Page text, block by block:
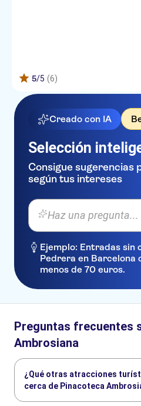
5/5 (6)
Creado con IA
Selección
Consigue sugerencias
según tus intereses
Haz una pregunta...
Ejemplo: Entradas sin
Pedrera en Barcelona
menos de 70 euros.
Preguntas frecuentes
Ambrosiana
¿Qué otras atracciones
cerca de Pinacoteca